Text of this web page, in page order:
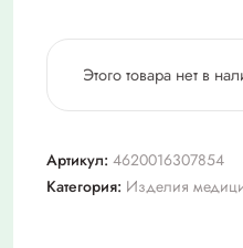
Этого товара нет в
Артикул: 4620016307854
Категория: Изделия